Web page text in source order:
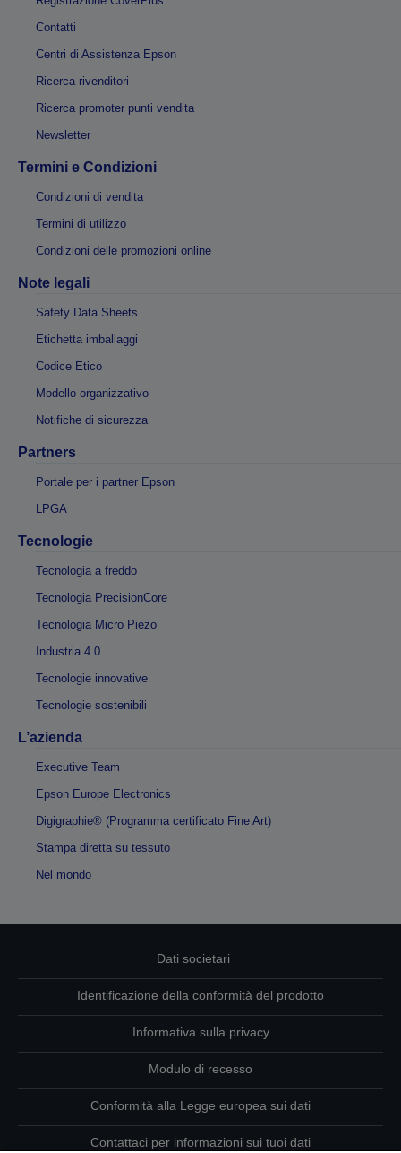
Contatti
Centri di Assistenza Epson
Ricerca rivenditori
Ricerca promoter punti vendita
Newsletter
Termini e Condizioni
Condizioni di vendita
Termini di utilizzo
Condizioni delle promozioni online
Note legali
Safety Data Sheets
Etichetta imballaggi
Codice Etico
Modello organizzativo
Notifiche di sicurezza
Partners
Portale per i partner Epson
LPGA
Tecnologie
Tecnologia a freddo
Tecnologia PrecisionCore
Tecnologia Micro Piezo
Industria 4.0
Tecnologie innovative
Tecnologie sostenibili
L’azienda
Executive Team
Epson Europe Electronics
Digigraphie® (Programma certificato Fine Art)
Stampa diretta su tessuto
Nel mondo
Dati societari
Identificazione della conformità del prodotto
Informativa sulla privacy
Modulo di recesso
Conformità alla Legge europea sui dati
Contattaci per informazioni sui tuoi dati